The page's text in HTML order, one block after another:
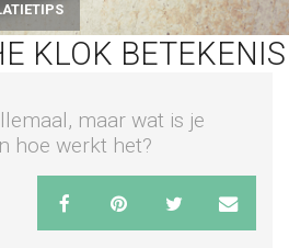
KLOK BETEKENIS
maar wat is je
hoe werkt het?